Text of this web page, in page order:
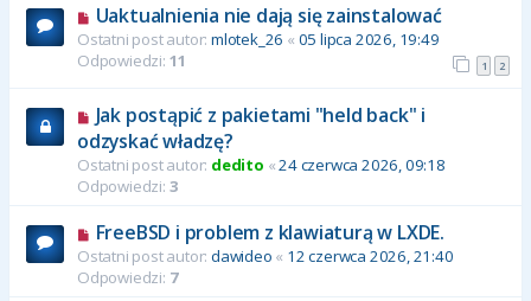
Uaktualnienia nie dają się zainstalować
Ostatni post autor: mlotek_26 « 05 lipca 2026, 19:49
Odpowiedzi: 11 1 2
Jak postąpić z pakietami "held back" i
odzyskać władzę?
Ostatni post autor: dedito «24 czerwca 2026, 09:18
Odpowiedzi: 3
FreeBSD i problem z klawiaturą w LXDE.
Ostatni post autor: dawideo « 12 czerwca 2026, 21:40
Odpowiedzi: 7